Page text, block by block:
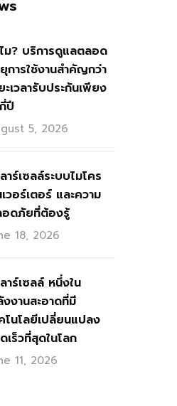
ม? บริการดูแลตลอด
การใช้งานสำคัญกว่า
ะเวลารับประกันเพียง
ปี
5, 2026
าร์เซลล์ระบบไมโคร
วอร์เตอร์ และความ
ดภัยที่ต้องรู้
18, 2026
าร์เซลล์ หนึ่งใน
งานสะอาดที่มี
โนโลยีเปลี่ยนแปลง
เร็วที่สุดในโลก
11, 2026